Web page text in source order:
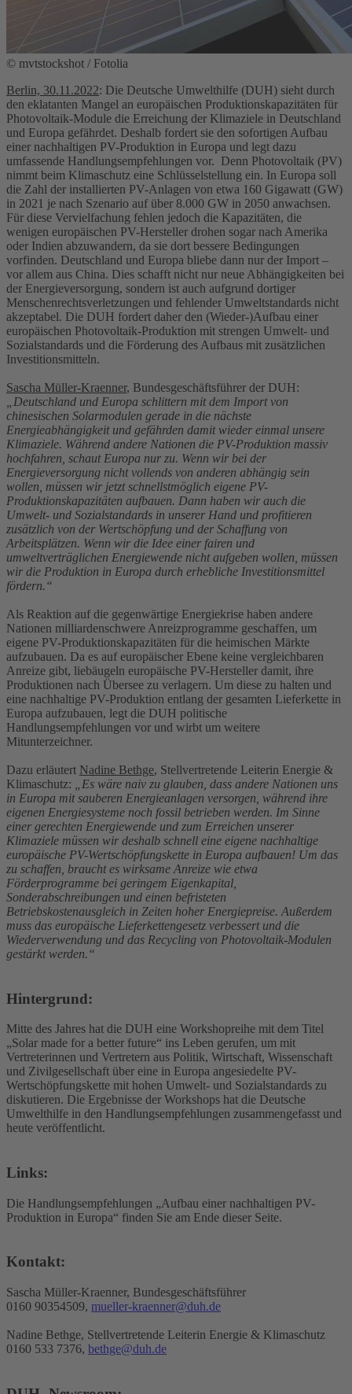
© mvtstockshot / Fotolia
Berlin, 30.11.2022: Die Deutsche Umwelthilfe (DUH) sieht durch
den eklatanten Mangel an europäischen Produktionskapazitäten für
Photovoltaik-Module die Erreichung der Klimaziele in Deutschland
und Europa gefährdet. Deshalb fordert sie den sofortigen Aufbau
einer nachhaltigen PV-Produktion in Europa und legt dazu
umfassende Handlungsempfehlungen vor. Denn Photovoltaik (PV)
nimmt beim Klimaschutz eine Schlüsselstellung ein. In Europa soll
die Zahl der installierten PV-Anlagen von etwa 160 Gigawatt (GW)
in 2021 je nach Szenario auf über 8.000 GW in 2050 anwachsen.
Für diese Vervielfachung fehlen jedoch die Kapazitäten, die
wenigen europäischen PV-Hersteller drohen sogar nach Amerika
oder Indien abzuwandern, da sie dort bessere Bedingungen
vorfinden. Deutschland und Europa bliebe dann nur der Import –
vor allem aus China. Dies schafft nicht nur neue Abhängigkeiten bei
der Energieversorgung, sondern ist auch aufgrund dortiger
Menschenrechtsverletzungen und fehlender Umweltstandards nicht
akzeptabel. Die DUH fordert daher den (Wieder-)Aufbau einer
europäischen Photovoltaik-Produktion mit strengen Umwelt- und
Sozialstandards und die Förderung des Aufbaus mit zusätzlichen
Investitionsmitteln.
Sascha Müller-Kraenner, Bundesgeschäftsführer der DUH:
„Deutschland und Europa schlittern mit dem Import von
chinesischen Solarmodulen gerade in die nächste
Energieabhängigkeit und gefährden damit wieder einmal unsere
Klimaziele. Während andere Nationen die PV-Produktion massiv
hochfahren, schaut Europa nur zu. Wenn wir bei der
Energieversorgung nicht vollends von anderen abhängig sein
wollen, müssen wir jetzt schnellstmöglich eigene PV-
Produktionskapazitäten aufbauen. Dann haben wir auch die
Umwelt- und Sozialstandards in unserer Hand und profitieren
zusätzlich von der Wertschöpfung und der Schaffung von
Arbeitsplätzen. Wenn wir die Idee einer fairen und
umweltverträglichen Energiewende nicht aufgeben wollen, müssen
wir die Produktion in Europa durch erhebliche Investitionsmittel
fördern.“
Als Reaktion auf die gegenwärtige Energiekrise haben andere
Nationen milliardenschwere Anreizprogramme geschaffen, um
eigene PV-Produktionskapazitäten für die heimischen Märkte
aufzubauen. Da es auf europäischer Ebene keine vergleichbaren
Anreize gibt, liebäugeln europäische PV-Hersteller damit, ihre
Produktionen nach Übersee zu verlagern. Um diese zu halten und
eine nachhaltige PV-Produktion entlang der gesamten Lieferkette in
Europa aufzubauen, legt die DUH politische
Handlungsempfehlungen vor und wirbt um weitere
Mitunterzeichner.
Dazu erläutert Nadine Bethge, Stellvertretende Leiterin Energie &
Klimaschutz:
„Es wäre naiv zu glauben, dass andere Nationen uns
in Europa mit sauberen Energieanlagen versorgen, während ihre
eigenen Energiesysteme noch fossil betrieben werden. Im Sinne
einer gerechten Energiewende und zum Erreichen unserer
Klimaziele müssen wir deshalb schnell eine eigene nachhaltige
europäische PV-Wertschöpfungskette in Europa aufbauen! Um das
zu schaffen, braucht es wirksame Anreize wie etwa
Förderprogramme bei geringem Eigenkapital,
Sonderabschreibungen und einen befristeten
Betriebskostenausgleich in Zeiten hoher Energiepreise. Außerdem
muss das europäische Lieferkettengesetz verbessert und die
Wiederverwendung und das Recycling von Photovoltaik-Modulen
gestärkt werden.“
Hintergrund:
Mitte des Jahres hat die DUH eine Workshopreihe mit dem Titel
„Solar made for a better future“ ins Leben gerufen, um mit
Vertreterinnen und Vertretern aus Politik, Wirtschaft, Wissenschaft
und Zivilgesellschaft über eine in Europa angesiedelte PV-
Wertschöpfungskette mit hohen Umwelt- und Sozialstandards zu
diskutieren. Die Ergebnisse der Workshops hat die Deutsche
Umwelthilfe in den Handlungsempfehlungen zusammengefasst und
heute veröffentlicht.
Links:
Die Handlungsempfehlungen „Aufbau einer nachhaltigen PV-
Produktion in Europa“ finden Sie am Ende dieser Seite.
Kontakt:
Sascha Müller-Kraenner, Bundesgeschäftsführer
0160 90354509, mueller-kraenner@duh.de
Nadine Bethge, Stellvertretende Leiterin Energie & Klimaschutz
0160 533 7376, bethge@duh.de